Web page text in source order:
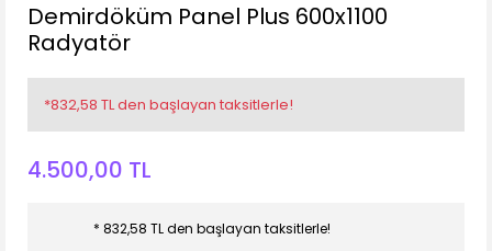
Demirdöküm Panel Plus 600x1100
Radyatör
*832,58 TL den başlayan taksitlerle!
4.500,00 TL
* 832,58 TL den başlayan taksitlerle!